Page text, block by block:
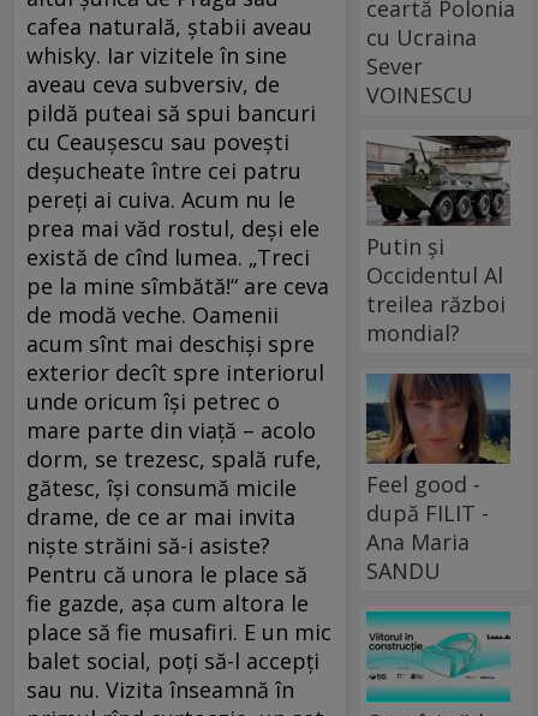
cafea naturală, ștabii aveau
whisky. Iar vizitele în sine
aveau ceva subversiv, de
pildă puteai să spui bancuri
cu Ceaușescu sau povești
deșucheate între cei patru
pereți ai cuiva. Acum nu le
prea mai văd rostul, deși ele
există de cînd lumea. „Treci
pe la mine sîmbătă!“ are ceva
de modă veche. Oamenii
acum sînt mai deschiși spre
exterior decît spre interiorul
unde oricum își petrec o
mare parte din viață – acolo
dorm, se trezesc, spală rufe,
gătesc, își consumă micile
drame, de ce ar mai invita
niște străini să-i asiste?
Pentru că unora le place să
fie gazde, așa cum altora le
place să fie musafiri. E un mic
balet social, poți să-l accepți
sau nu. Vizita înseamnă în
ceartă Polonia
cu Ucraina
Sever
VOINESCU
Putin și
Occidentul Al
treilea război
mondial?
Feel good -
după FILIT -
Ana Maria
SANDU